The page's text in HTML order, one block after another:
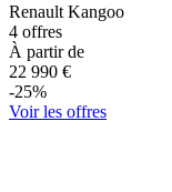
Renault Kangoo
4 offres
À partir de
22 990 €
-25%
Voir les offres